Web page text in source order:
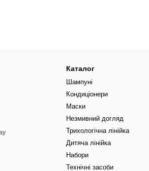
Каталог
Шампуні
Кондиціонери
Маски
Незмивний догляд
Трихологічна лінійка
Дитяча лінійка
Набори
Технічні засоби